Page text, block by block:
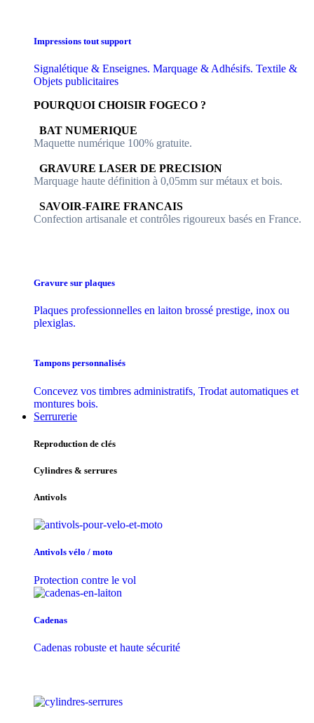
Impressions tout support
Signalétique & Enseignes. Marquage & Adhésifs. Textile &
Objets publicitaires
POURQUOI CHOISIR FOGECO ?
​​ BAT NUMERIQUE
Maquette numérique 100% ​gratuite.
​GRAVURE LASER DE PRECISION
Marquage haute définition à 0,05mm sur métaux et bois.
​SAVOIR-FAIRE FRANCAIS
Confection artisanale et contrôles ​rigoureux basés en France.
Gravure sur plaques
Plaques professionnelles en laiton brossé prestige, inox ou
plexiglas.
Tampons personnalisés
Concevez vos timbres administratifs, Trodat automatiques et
montures bois.
Serrurerie
Reproduction de clés
Cylindres & serrures
Antivols
Antivols vélo / moto
Protection contre le vol
Cadenas
Cadenas robuste et haute sécurité